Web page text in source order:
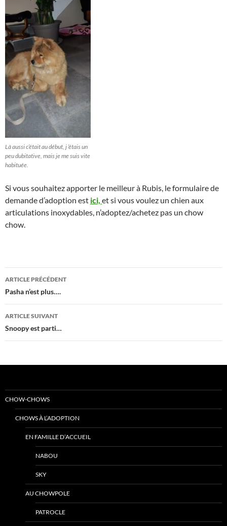
Là aussi c’était au début, j ‘étais un
peu dubitative, mais je me suis vite
habituée.
Si vous souhaitez apporter le meilleur à Rubis, le formulaire de
demande d’adoption est ici, et si vous voulez un chien aux
articulations inoxydables, n’adoptez/achetez pas un chow
chow.
Navigation
des
articles
ARTICLE PRÉCÉDENT
Pasha n’est plus….
ARTICLE SUIVANT
Snoopy est parti…
CHOW-CHOWS
CHOWS À L’ADOPTION
EN FAMILLE D’ACCUEIL
NABOU
SKY
AU CHOWPOLE
PATROCLE